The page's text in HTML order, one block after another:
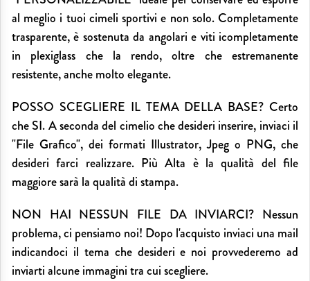
al meglio i tuoi cimeli sportivi e non solo. Completamente
trasparente, è sostenuta da angolari e viti icompletamente
in plexiglass che la rendo, oltre che estremanente
resistente, anche molto elegante.
POSSO SCEGLIERE IL TEMA DELLA BASE? Certo
che SI. A seconda del cimelio che desideri inserire, inviaci il
"File Grafico", dei formati Illustrator, Jpeg o PNG, che
desideri farci realizzare. Più Alta è la qualità del file
maggiore sarà la qualità di stampa.
NON HAI NESSUN FILE DA INVIARCI? Nessun
problema, ci pensiamo noi! Dopo l'acquisto inviaci una mail
indicandoci il tema che desideri e noi provvederemo ad
inviarti alcune immagini tra cui scegliere.